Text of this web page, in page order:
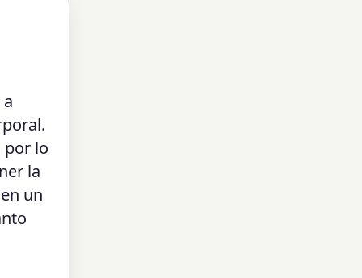
por lo
la
un